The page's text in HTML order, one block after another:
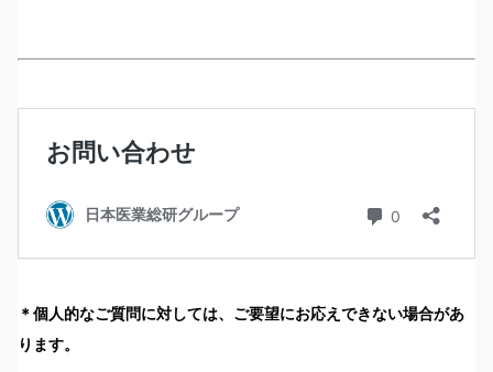
＊個人的なご質問に対しては、ご要望にお応えできない場合があ
ります。